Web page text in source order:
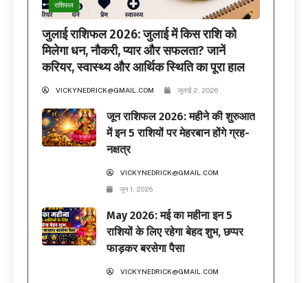
राशिफल
जुलाई राशिफल 2026: जुलाई में किस राशि को
मिलेगा धन, नौकरी, प्यार और सफलता? जानें
करियर, स्वास्थ्य और आर्थिक स्थिति का पूरा हाल
VICKYNEDRICK@GMAIL.COM जुलाई 2, 2026
जून राशिफल 2026: महीने की शुरुआत
में इन 5 राशियों पर मेहरबान होंगे ग्रह-
नक्षत्र
VICKYNEDRICK@GMAIL.COM
जून 1, 2026
May 2026: मई का महीना इन 5
राशियों के लिए रहेगा बेहद शुभ, छप्पर
फाड़कर बरसेगा पैसा
VICKYNEDRICK@GMAIL.COM